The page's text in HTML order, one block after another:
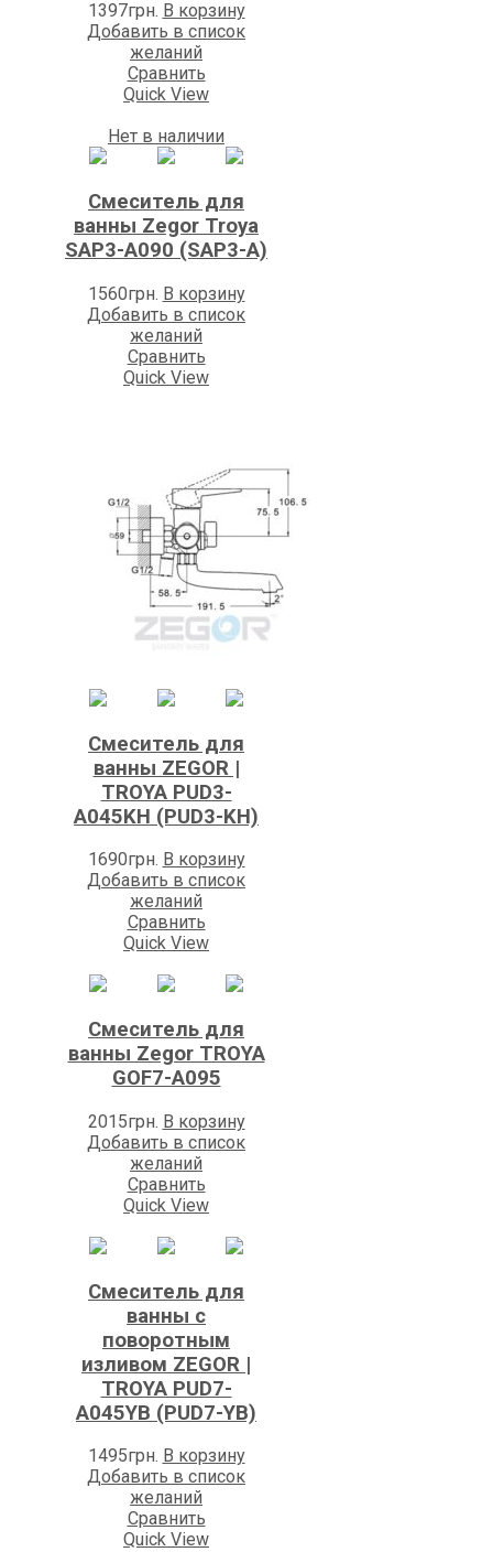
1397грн. В корзину
Добавить в список
желаний
Сравнить
Quick View
Нет в наличии
Смеситель для
ванны Zegor Troya
SAP3-A090 (SAP3-A)
1560грн. В корзину
Добавить в список
желаний
Сравнить
Quick View
Смеситель для
ванны ZEGOR |
TROYA PUD3-
A045KH (PUD3-KH)
1690грн. В корзину
Добавить в список
желаний
Сравнить
Quick View
Смеситель для
ванны Zegоr TROYA
GOF7-A095
2015грн. В корзину
Добавить в список
желаний
Сравнить
Quick View
Смеситель для
ванны с
поворотным
изливом ZEGOR |
TROYA PUD7-
A045YB (PUD7-YB)
1495грн. В корзину
Добавить в список
желаний
Сравнить
Quick View